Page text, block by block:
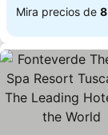
Mira precios de